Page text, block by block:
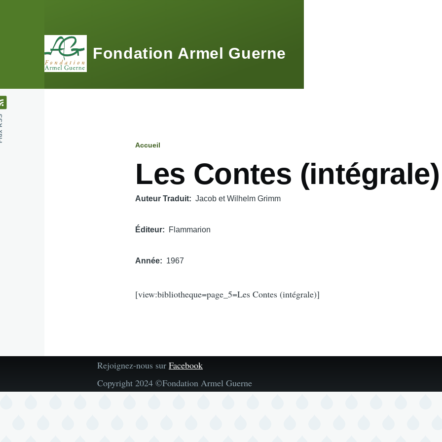
Fondation Armel Guerne
d'Ariane
Accueil
Les Contes (intégrale)
Auteur Traduit Jacob et Wilhelm Grimm
Éditeur Flammarion
Année 1967
[view:bibliotheque=page_5=Les Contes (intégrale)]
Rejoignez-nous surFacebook
Copyright 2024 ©Fondation Armel Guerne